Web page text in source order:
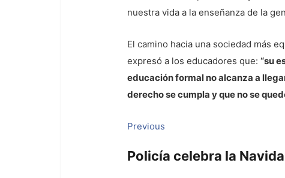
nuestra vida a la enseñanza de la
El camino hacia una sociedad más
expresó a los educadores que: “su
educación formal no alcanza a
derecho se cumpla y que no se
Navegación
de
Previous
Policía celebra la